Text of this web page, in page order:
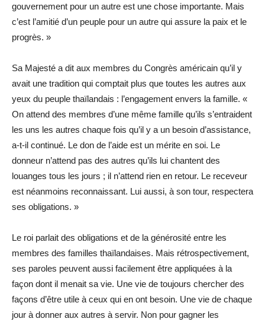
gouvernement pour un autre est une chose importante. Mais
c’est l’amitié d’un peuple pour un autre qui assure la paix et le
progrès. »
Sa Majesté a dit aux membres du Congrès américain qu’il y
avait une tradition qui comptait plus que toutes les autres aux
yeux du peuple thaïlandais : l’engagement envers la famille. «
On attend des membres d’une même famille qu’ils s’entraident
les uns les autres chaque fois qu’il y a un besoin d’assistance,
a-t-il continué. Le don de l’aide est un mérite en soi. Le
donneur n’attend pas des autres qu’ils lui chantent des
louanges tous les jours ; il n’attend rien en retour. Le receveur
est néanmoins reconnaissant. Lui aussi, à son tour, respectera
ses obligations. »
Le roi parlait des obligations et de la générosité entre les
membres des familles thaïlandaises. Mais rétrospectivement,
ses paroles peuvent aussi facilement être appliquées à la
façon dont il menait sa vie. Une vie de toujours chercher des
façons d’être utile à ceux qui en ont besoin. Une vie de chaque
jour à donner aux autres à servir. Non pour gagner les